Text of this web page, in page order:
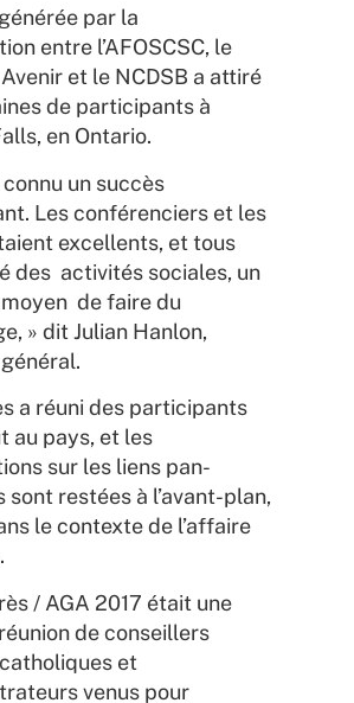
par la
entre l’AFOSCSC, le
et le NCDSB a attiré
de participants à
en Ontario.
connu un succès
Les conférenciers et les
excellents, et tous
des activités sociales, un
de faire du
» dit Julian Hanlon,
a réuni des participants
au pays, et les
sur les liens pan-
sont restées à l’avant-plan,
le contexte de l’affaire
/ AGA 2017 était une
de conseillers
et
venus pour